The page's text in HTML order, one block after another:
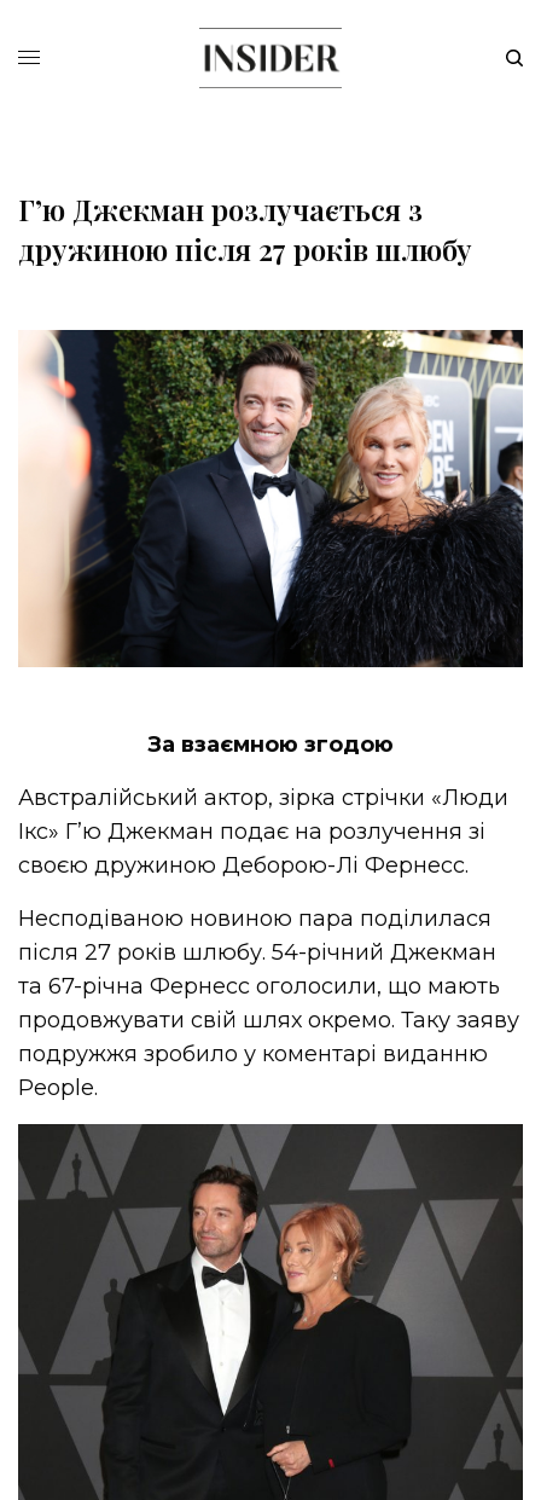
Г’ю Джекман розлучається з
дружиною після 27 років шлюбу
За взаємною згодою
Австралійський актор, зірка стрічки «Люди
Ікс» Г’ю Джекман подає на розлучення зі
своєю дружиною Деборою-Лі Фернесс.
Несподіваною новиною пара поділилася
після 27 років шлюбу. 54-річний Джекман
та 67-річна Фернесс оголосили, що мають
продовжувати свій шлях окремо. Таку заяву
подружжя зробило у коментарі виданню
People.